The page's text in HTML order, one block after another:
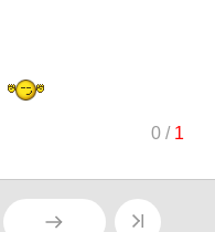
0/ 1